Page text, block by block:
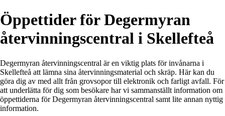
Öppettider för Degermyran
återvinningscentral i Skellefteå
Degermyran återvinningscentral är en viktig plats för invånarna i
Skellefteå att lämna sina återvinningsmaterial och skräp. Här kan du
göra dig av med allt från grovsopor till elektronik och farligt avfall. För
att underlätta för dig som besökare har vi sammanställt information om
öppettiderna för Degermyran återvinningscentral samt lite annan nyttig
information.